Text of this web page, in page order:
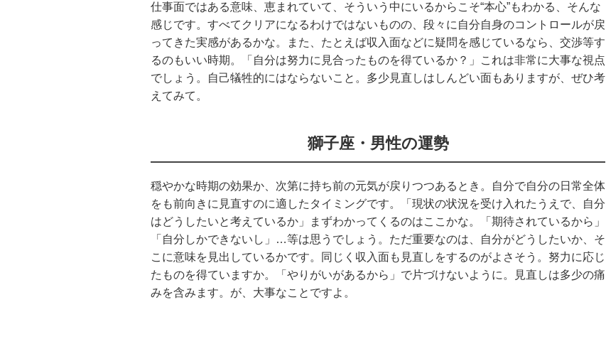
仕事面ではある意味、恵まれていて、そういう中にいるからこそ“本心”もわかる、そんな
感じです。すべてクリアになるわけではないものの、段々に自分自身のコントロールが戻
ってきた実感があるかな。また、たとえば収入面などに疑問を感じているなら、交渉等す
るのもいい時期。「自分は努力に見合ったものを得ているか？」これは非常に大事な視点
でしょう。自己犠牲的にはならないこと。多少見直しはしんどい面もありますが、ぜひ考
えてみて。
獅子座・男性の運勢
穏やかな時期の効果か、次第に持ち前の元気が戻りつつあるとき。自分で自分の日常全体
をも前向きに見直すのに適したタイミングです。「現状の状況を受け入れたうえで、自分
はどうしたいと考えているか」まずわかってくるのはここかな。「期待されているから」
「自分しかできないし」…等は思うでしょう。ただ重要なのは、自分がどうしたいか、そ
こに意味を見出しているかです。同じく収入面も見直しをするのがよさそう。努力に応じ
たものを得ていますか。「やりがいがあるから」で片づけないように。見直しは多少の痛
みを含みます。が、大事なことですよ。